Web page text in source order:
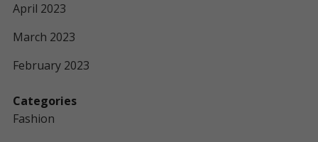
April 2023
March 2023
February 2023
Categories
Fashion